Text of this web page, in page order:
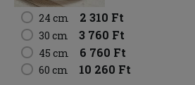
24 cm 2 310 Ft
30 cm 3 760 Ft
45 cm 6 760 Ft
60 cm 10 260 Ft